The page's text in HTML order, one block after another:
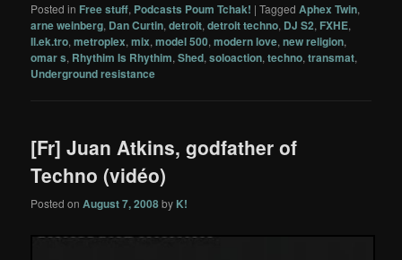
Posted in Free stuff, Podcasts Poum Tchak! |Tagged Aphex Twin,
arne weinberg, Dan Curtin,detroit,detroit techno, DJ S2, FXHE,
Il.ek.tro,metroplex,mix,model 500,modern love,new religion,
omar s, Rhythim Is Rhythim,Shed,soloaction,techno,transmat,
Underground resistance
[Fr] Juan Atkins, godfather of
Techno (vidéo)
Posted onAugust 7, 2008by K!